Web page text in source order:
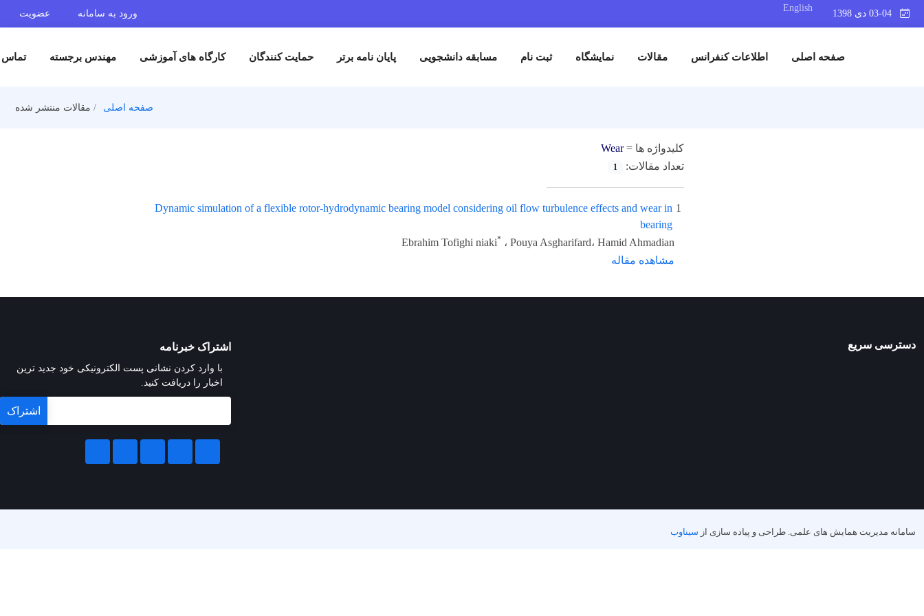
English
ورود به سامانه عضویت
صفحه اصلی اطلاعات کنفرانس مقالات نمایشگاه ثبت نام مسابقه دانشجویی پایان نامه برتر حمایت کنندگان کارگاه های آموزشی مهندس برجسته تماس
صفحه اصلی مقالات منتشر شده
کلیدواژه ها =Wear
تعداد مقالات:
1
1
Dynamic simulation of a flexible rotor-hydrodynamic bearing model considering oil flow turbulence effects and wear in
bearing
Ebrahim Tofighi niaki* ، Pouya Asgharifard، Hamid Ahmadian
مشاهده مقاله
دسترسی سریع اشتراک خبرنامه
با وارد کردن نشانی پست الکترونیکی خود جدید ترین
اخبار را دریافت کنید.
سامانه مدیریت همایش های علمی. طراحی و پیاده سازی از سیناوب